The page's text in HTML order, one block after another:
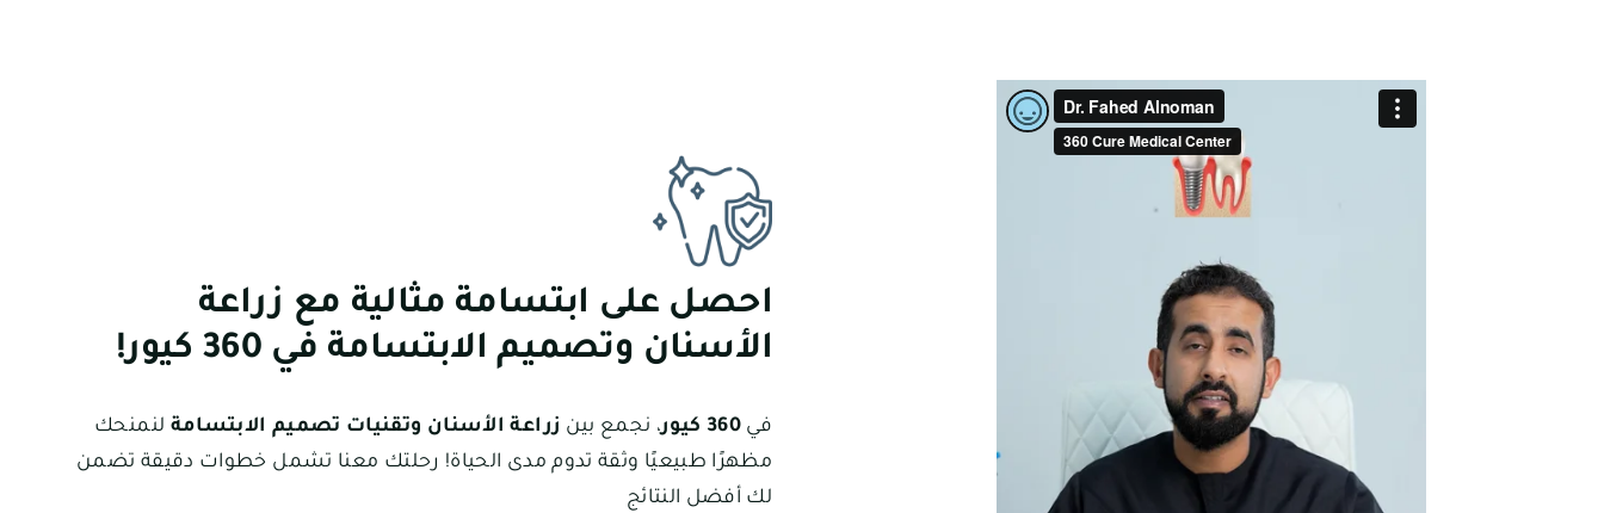
احصل على ابتسامة مثالية مع زراعة
الأسنان وتصميم الابتسامة في 360 كيور!
في 360 كيور ، نجمع بين زراعة الأسنان وتقنيات تصميم الابتسامة لنمنحك
مظهرًا طبيعيًا وثقة تدوم مدى الحياة! رحلتك معنا تشمل خطوات دقيقة تضمن
لك أفضل النتائج